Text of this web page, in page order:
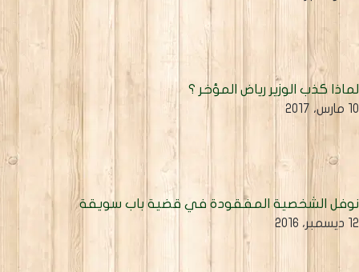
كذب الوزير رياض المؤخر ؟
2017
الشخصية المفقودة في قضية باب سويقة
2016